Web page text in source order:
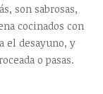
son sabrosas,
cocinados con
el desayuno, y
o pasas.